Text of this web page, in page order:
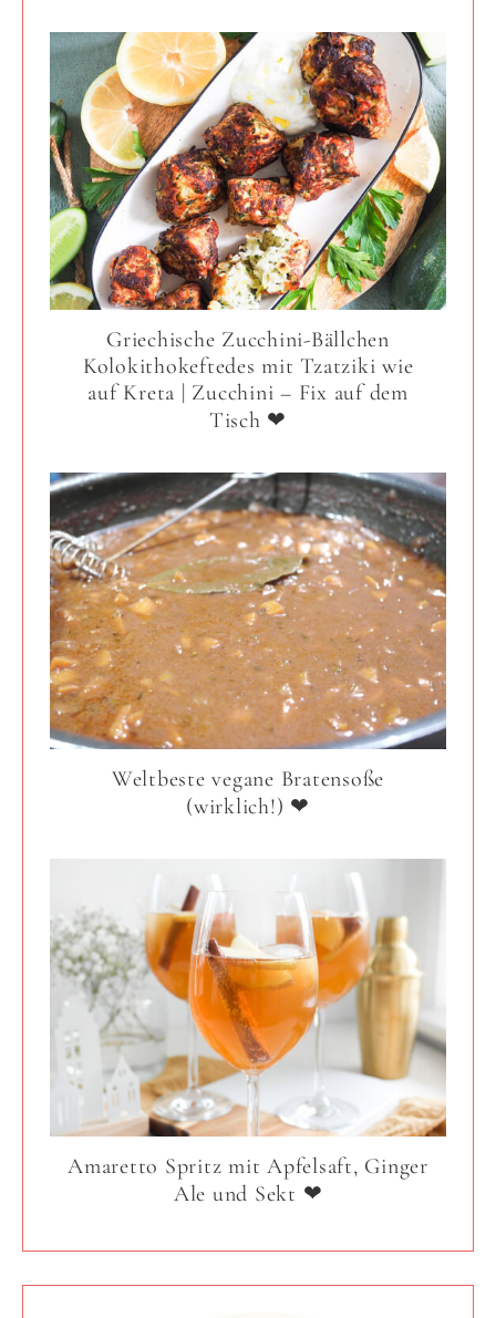
Griechische Zucchini-Bällchen
Kolokithokeftedes mit Tzatziki wie
auf Kreta | Zucchini – Fix auf dem
Tisch ❤
Weltbeste vegane Bratensoße
(wirklich!) ❤
Amaretto Spritz mit Apfelsaft, Ginger
Ale und Sekt ❤